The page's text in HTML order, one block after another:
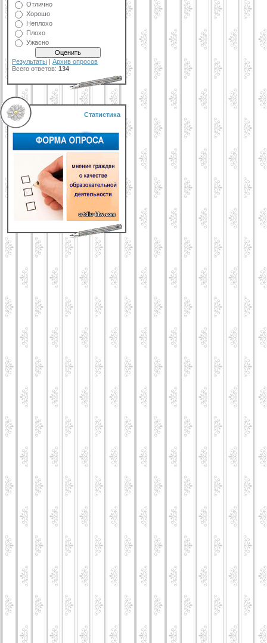
Отлично
Хорошо
Неплохо
Плохо
Ужасно
Результаты | Архив опросов
Всего ответов: 134
Статистика